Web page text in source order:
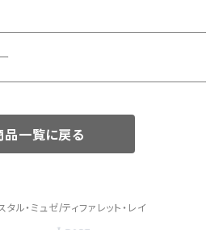
品一覧に戻る
ル・ミュゼ/ティファレット・レイ